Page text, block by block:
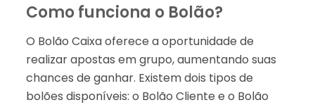
Como funciona o Bolão?
O Bolão Caixa oferece a oportunidade de
realizar apostas em grupo, aumentando suas
chances de ganhar. Existem dois tipos de
bolões disponíveis: o Bolão Cliente e o Bolão